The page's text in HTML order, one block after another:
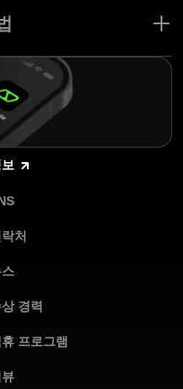
로 원활한 트레이딩를 경험
절차를 간소화해주며, 숙련
해줍니다.
드하고 사용자 친화적이며
재력을 폭발시켜보세요.
:
디자인으로 원활한 트레이
.
운 기능 출시.
드하고 향상된 트레이딩을
레이딩 앱을 설치하세요. 심
전 데스크톱 트레이딩 앱을
하세요.
하세요.
세요. 활동 계좌로 트레이딩
화 중 하나로 입금하세요.
케이션과 매력적인 트레이딩
브로커입니다. 오늘 당사
직접 확인해보세요!
처
경력
프로그램